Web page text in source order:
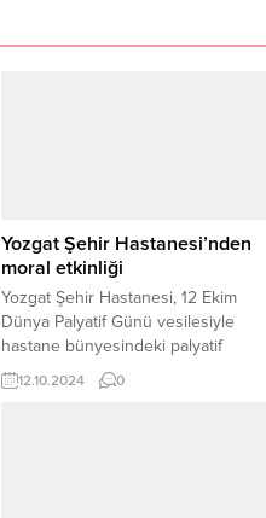
Yozgat Şehir Hastanesi’nden
moral etkinliği
Yozgat Şehir Hastanesi, 12 Ekim
Dünya Palyatif Günü vesilesiyle
hastane bünyesindeki palyatif
servisini ziyaret ederek, hasta ve
hasta yakınlarına moral verdi.
12.10.2024 0